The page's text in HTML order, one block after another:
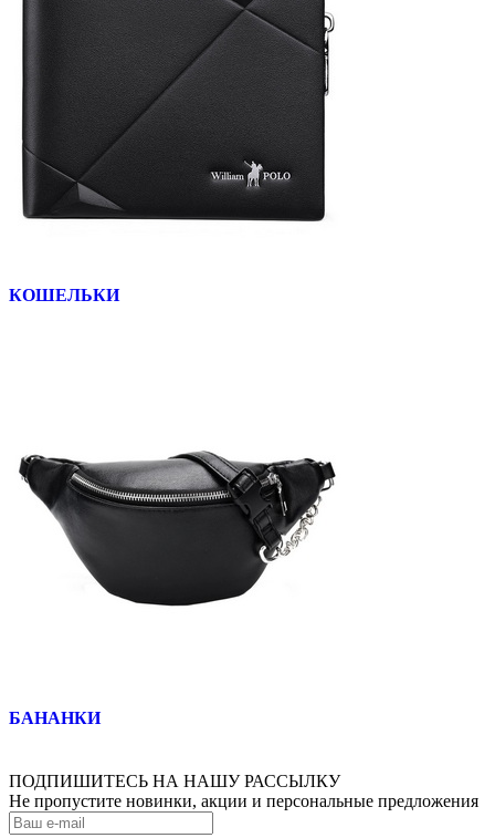
КОШЕЛЬКИ
БАНАНКИ
ПОДПИШИТЕСЬ НА НАШУ РАССЫЛКУ
Не пропустите новинки, акции и персональные предложения